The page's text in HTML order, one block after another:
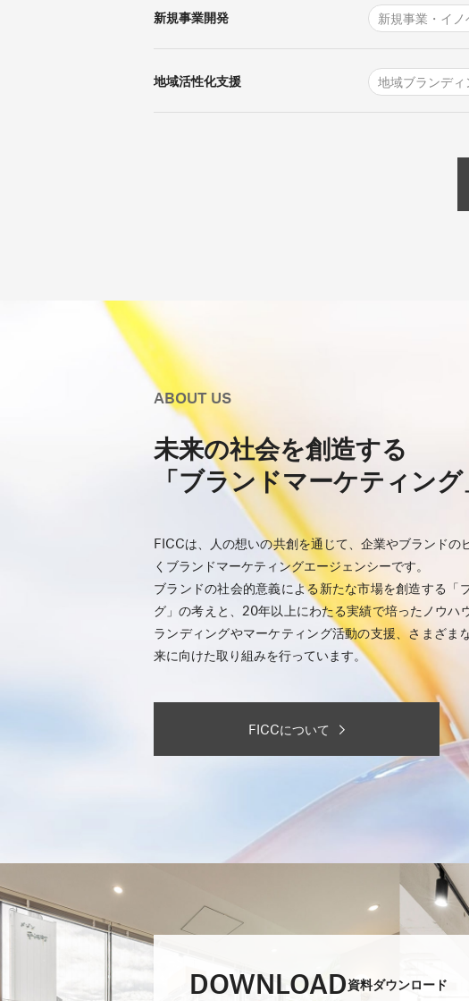
新規事業開発 新規事業・イ
地域活性化支援 地域ブランデ
ABOUT US
未来の社会を創造する
「ブランドマーケティング
FICCは、人の想いの共創を通じて、企業やブランドの
くブランドマーケティングエージェンシーです。
ブランドの社会的意義による新たな市場を創造する「
グ」の考えと、20年以上にわたる実績で培ったノウハ
ランディングやマーケティング活動の支援、さまざま
来に向けた取り組みを行っています。
FICCについて
DOWNLOAD資料ダウンロード